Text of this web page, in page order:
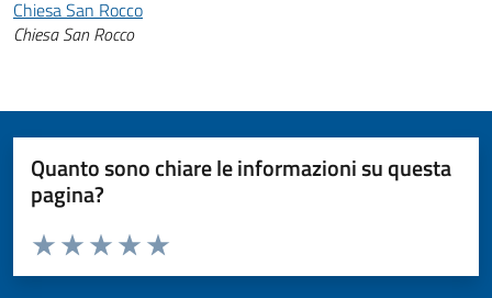
Chiesa San Rocco
Chiesa San Rocco
Quanto sono chiare le informazioni su questa
pagina?
Valuta da 1 a 5 stelle la pagina
Valuta 5 stelle su 5
Valuta 4 stelle su 5
Valuta 3 stelle su 5
Valuta 2 stelle su 5
Valuta 1 stelle su 5